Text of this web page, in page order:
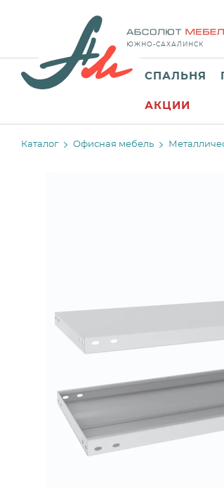
ЮЖНО-САХАЛИНСК
СПАЛЬНЯ
АКЦИИ
Каталог Офисная мебель